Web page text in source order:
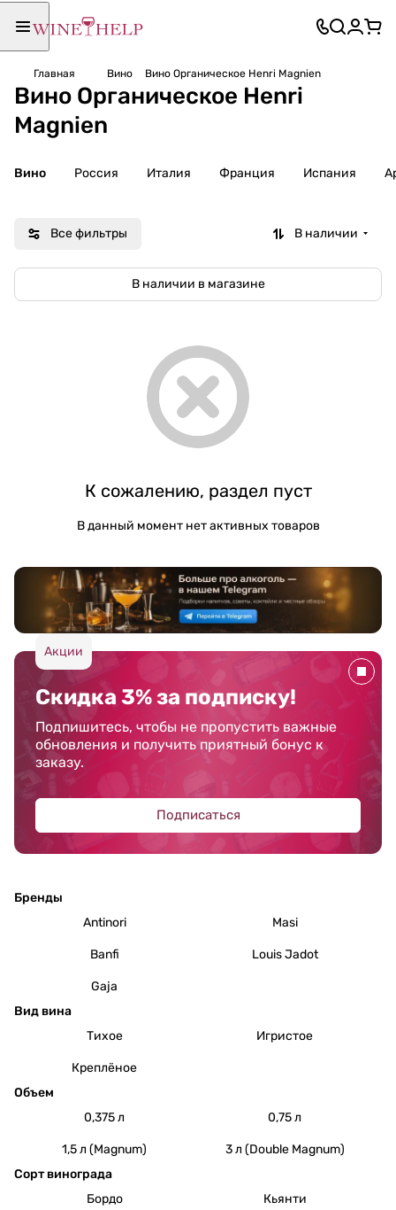
Главная Вино Вино Органическое Henri Magnien
Вино Органическое Henri
Magnien
Вино Россия Италия Франция Испания
Все фильтры В наличии
В наличии в магазине
К сожалению, раздел пуст
В данный момент нет активных товаров
Акции
Скидка 3% за подписку!
Подпишитесь, чтобы не пропустить важные
обновления и получить приятный бонус к
заказу.
Подписаться
Бренды
Antinori
Masi
Banfi Louis Jadot
Gaja
Вид вина
Тихое
Игристое
Креплёное
Объем
0,375 л
0,75 л
1,5 л (Magnum)
3 л (Double Magnum)
Сорт винограда
Бордо
Кьянти